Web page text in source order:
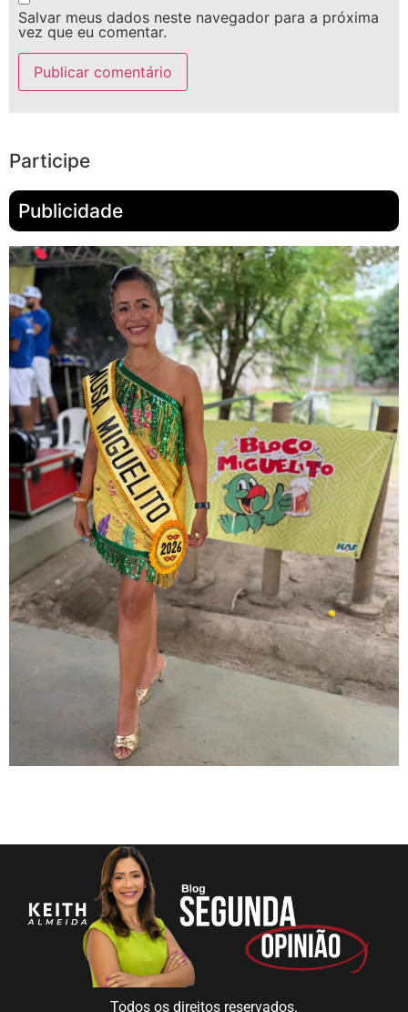
Salvar meus dados neste navegador para a próxima
vez que eu comentar.
Participe
Publicidade
Todos os direitos reservados.